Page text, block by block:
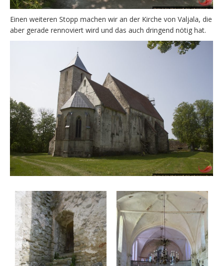
Einen weiteren Stopp machen wir an der Kirche von Valjala, die
aber gerade rennoviert wird und das auch dringend nötig hat.